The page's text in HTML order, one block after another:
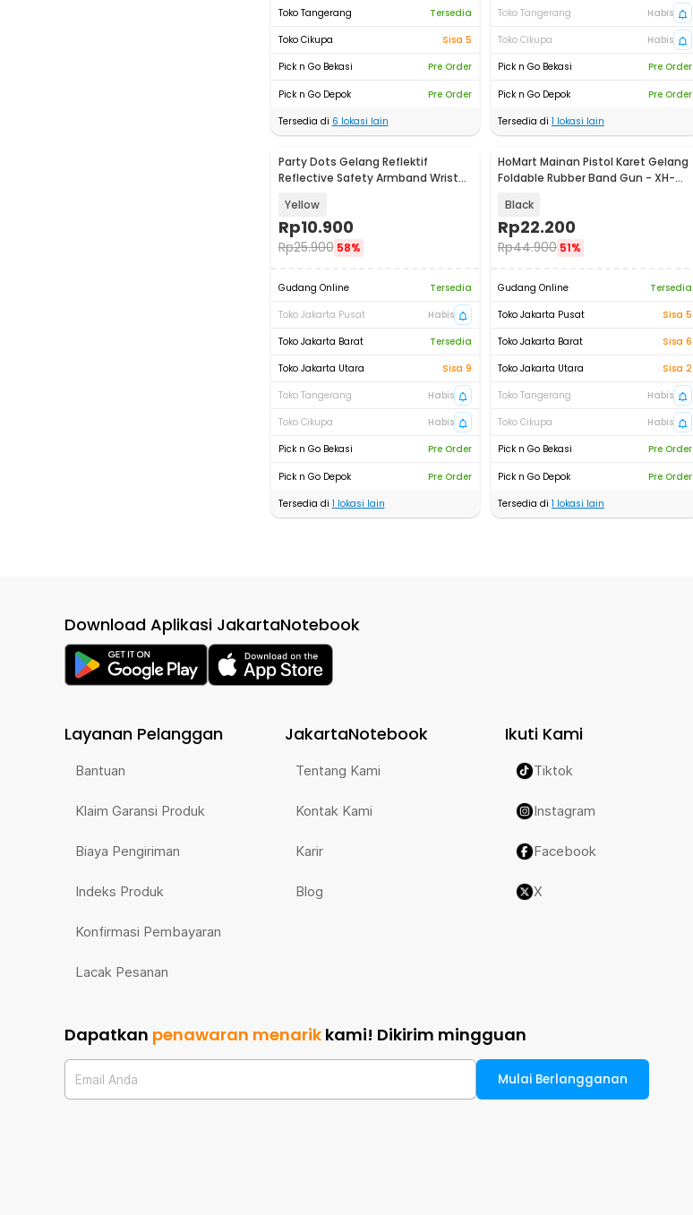
Toko Tangerang
Tersedia
Toko Cikupa
Sisa 5
Pick n Go Bekasi
Pre Order
Pick n Go Depok
Pre Order
Tersedia di 6 lokasi lain
Toko Tangerang
Habis
Toko Cikupa
Habis
Pick n Go Bekasi
Pre Order
Pick n Go Depok
Pre Order
Tersedia di 1 lokasi lain
Party Dots Gelang Reflektif
Reflective Safety Armband Wrist
Yellow
Rp10.900
Rp25.900 58%
Gudang Online
Tersedia
Toko Jakarta Pusat
Habis
Toko Jakarta Barat
Tersedia
Toko Jakarta Utara
Sisa 9
Toko Tangerang
Habis
Toko Cikupa
Habis
Pick n Go Bekasi
Pre Order
Pick n Go Depok
Pre Order
Tersedia di 1 lokasi lain
HoMart Mainan Pistol Karet Gelang
Foldable Rubber Band Gun - XH-
Black
Rp22.200
Rp44.900 51%
Gudang Online
Tersedia
Toko Jakarta Pusat
Sisa 5
Toko Jakarta Barat
Sisa 6
Toko Jakarta Utara
Sisa 2
Toko Tangerang
Habis
Toko Cikupa
Habis
Pick n Go Bekasi
Pre Order
Pick n Go Depok
Pre Order
Tersedia di 1 lokasi lain
Download Aplikasi JakartaNotebook
Layanan Pelanggan
Bantuan
Klaim Garansi Produk
Biaya Pengiriman
Indeks Produk
Konfirmasi Pembayaran
Lacak Pesanan
JakartaNotebook
Tentang Kami
Kontak Kami
Karir
Blog
Ikuti Kami
Tiktok
Instagram
Facebook
X
Dapatkan penawaran menarik kami! Dikirim mingguan
Email Anda Mulai Berlangganan